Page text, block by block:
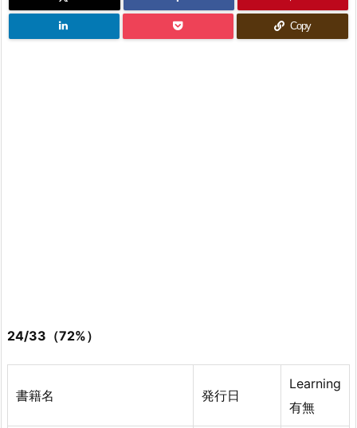
Copy
24/33（72%）
書籍名 発行日
Learning
有無